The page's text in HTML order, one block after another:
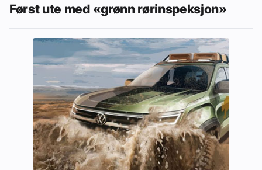
Først ute med «grønn rørinspeksjon»